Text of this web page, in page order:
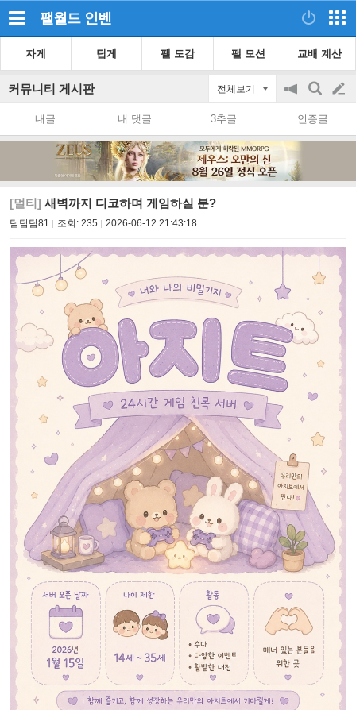
팰월드 인벤
자게 팁게 팰 도감 팰 모션 교배 계산
커뮤니티 게시판 전체보기
공
on/off
검
색
글
쓰
내글 내 댓글 3추글 인증글
[멀티] 새벽까지 디코하며 게임하실 분?
탐탐탐81 조회: 235 2026-06-12 21:43:18